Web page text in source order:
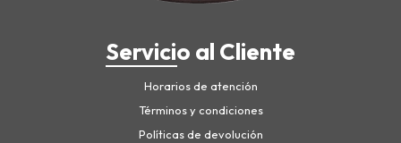
Servicio al Cliente
Horarios de atención
Términos y condiciones
Políticas de devolución